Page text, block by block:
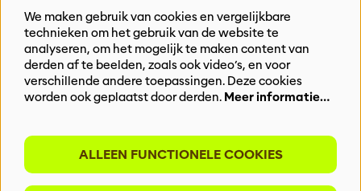
Privacy
BLIJF OP DE HOOGTE
Meld je aan voor onze nieuwsbrief
We maken gebruik van cookies en vergelijkbare
technieken om het gebruik van de website te
analyseren, om het mogelijk te maken content van
derden af te beelden, zoals ook video’s, en voor
verschillende andere toepassingen. Deze cookies
worden ook geplaatst door derden. Meer informatie…
ALLEEN FUNCTIONELE COOKIES